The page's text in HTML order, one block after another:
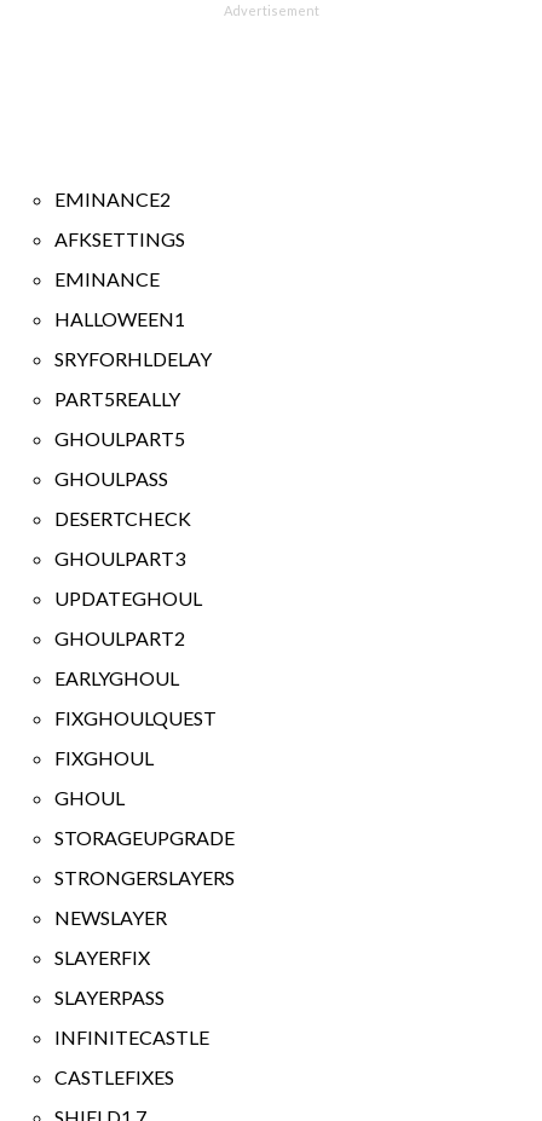
EMINANCE2
AFKSETTINGS
EMINANCE
HALLOWEEN1
SRYFORHLDELAY
PART5REALLY
GHOULPART5
GHOULPASS
DESERTCHECK
GHOULPART3
UPDATEGHOUL
GHOULPART2
EARLYGHOUL
FIXGHOULQUEST
FIXGHOUL
GHOUL
STORAGEUPGRADE
STRONGERSLAYERS
NEWSLAYER
SLAYERFIX
SLAYERPASS
INFINITECASTLE
CASTLEFIXES